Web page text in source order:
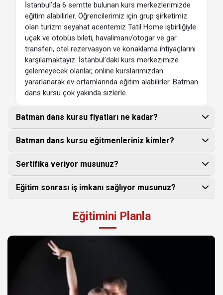
İstanbul’da 6 semtte bulunan kurs merkezlerimizde
eğitim alabilirler. Öğrencilerimiz için grup şirketimiz
olan turizm seyahat acentemiz Tatil Home işbirliğiyle
uçak ve otobüs bileti, havalimanı/otogar ve gar
transferi, otel rezervasyon ve konaklama ihtiyaçlarını
karşılamaktayız. İstanbul’daki kurs merkezimize
gelemeyecek olanlar, online kurslarımızdan
yararlanarak ev ortamlarında eğitim alabilirler. Batman
dans kursu çok yakında sizlerle.
Batman dans kursu fiyatları ne kadar?
Batman dans kursu eğitmenleriniz kimler?
Sertifika veriyor musunuz?
Eğitim sonrası iş imkanı sağlıyor musunuz?
Eğitimini Planla